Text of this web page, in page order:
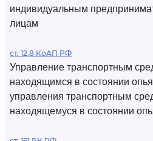
индивидуальным
лицам
ст. 12.8 КоАП РФ
Управление транспортным
находящимся в состоянии
управления транспортным
находящемуся в состоянии